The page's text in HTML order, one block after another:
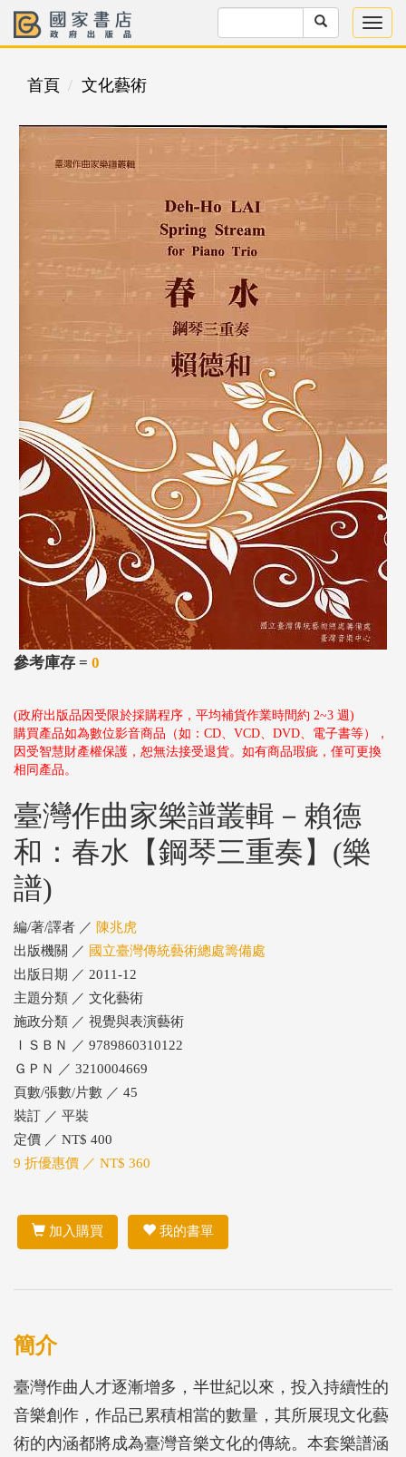
首頁 文化藝術
參考庫存 = 0
(政府出版品因受限於採購程序，平均補貨作業時間約 2~3 週)
購買產品如為數位影音商品（如：CD、VCD、DVD、電子書等），
因受智慧財產權保護，恕無法接受退貨。如有商品瑕疵，僅可更換
相同產品。
臺灣作曲家樂譜叢輯－賴德
和：春水【鋼琴三重奏】(樂
譜)
編/著/譯者 ／ 陳兆虎
出版機關 ／ 國立臺灣傳統藝術總處籌備處
出版日期 ／ 2011-12
主題分類 ／ 文化藝術
施政分類 ／ 視覺與表演藝術
ＩＳＢＮ ／ 9789860310122
ＧＰＮ ／ 3210004669
頁數/張數/片數 ／ 45
裝訂 ／ 平裝
定價 ／ NT$ 400
9 折優惠價 ／ NT$ 360
加入購買 我的書單
簡介
臺灣作曲人才逐漸增多，半世紀以來，投入持續性的
音樂創作，作品已累積相當的數量，其所展現文化藝
術的內涵都將成為臺灣音樂文化的傳統。本套樂譜涵